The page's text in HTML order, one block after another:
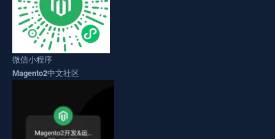
微信小程序
Magento2中文社区